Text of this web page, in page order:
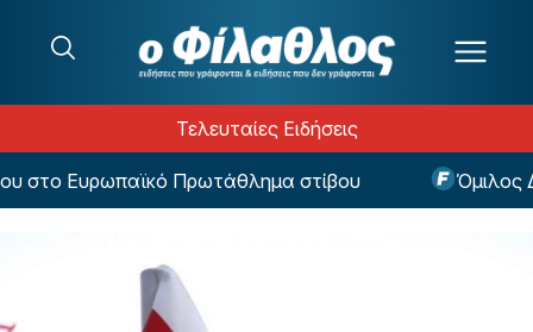
Τελευταίες Ειδήσεις
Ευρωπαϊκό Πρωτάθλημα στίβου Όμιλος